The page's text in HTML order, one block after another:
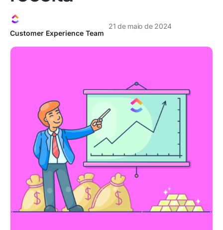
Customer Experience Team
21 de maio de 2024